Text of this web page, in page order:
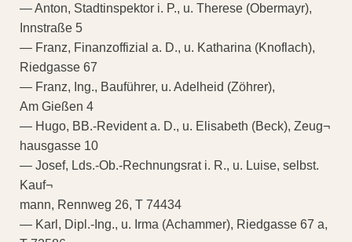
— Anton, Stadtinspektor i. P., u. Therese (Obermayr),
Innstraße 5
— Franz, Finanzoffizial a. D., u. Katharina (Knoflach),
Riedgasse 67
— Franz, Ing., Bauführer, u. Adelheid (Zöhrer),
Am Gießen 4
— Hugo, BB.-Revident a. D., u. Elisabeth (Beck), Zeug¬
hausgasse 10
— Josef, Lds.-Ob.-Rechnungsrat i. R., u. Luise, selbst.
Kauf¬
mann, Rennweg 26, T 74434
— Karl, Dipl.-Ing., u. Irma (Achammer), Riedgasse 67 a,